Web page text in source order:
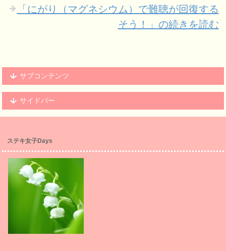
「にがり（マグネシウム）で難聴が回復する
そう！」の続きを読む
サブコンテンツ
サイドバー
ステキ女子Days